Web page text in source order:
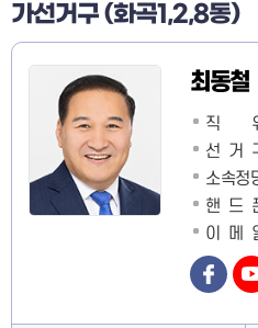
가선거구 (화곡1,2,8동)
최동철
직
선거
소속정
핸드
이메